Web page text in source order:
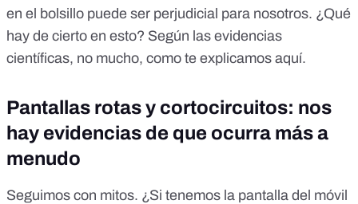
en el bolsillo puede ser perjudicial para nosotros. ¿Qué
hay de cierto en esto? Según las evidencias
científicas, no mucho, como te explicamos aquí.
Pantallas rotas y cortocircuitos: nos
hay evidencias de que ocurra más a
menudo
Seguimos con mitos. ¿Si tenemos la pantalla del móvil